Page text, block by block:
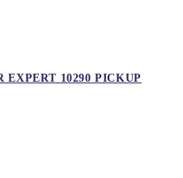
EXPERT 10290 PICKUP